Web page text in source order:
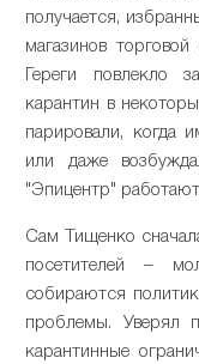
получается,
магазинов
Гереги повлекло
карантин в
парировали, когда
или даже
"Эпицентр"
Сам Тищенко
посетителей –
собираются
проблемы. Уверял
карантинные